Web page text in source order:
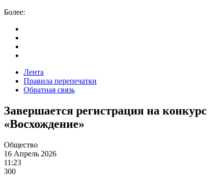
Более:
Лента
Правила перепечатки
Обратная связь
Завершается регистрация на конкурс
«Восхождение»
Общество
16 Апрель 2026
11:23
300